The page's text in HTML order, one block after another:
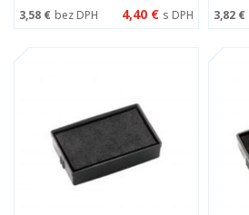
3,58 € bez DPH 4,40 € s DPH 3,82 €